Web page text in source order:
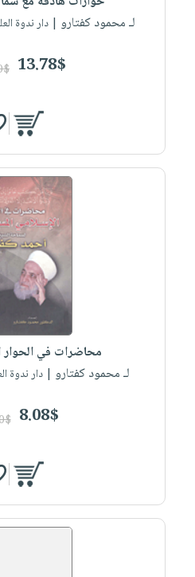
لـ محمود كفتارو | دار ندوة
13.78$
محاضرات في الحوار
لـ محمود كفتارو | دار ندوة
8.08$